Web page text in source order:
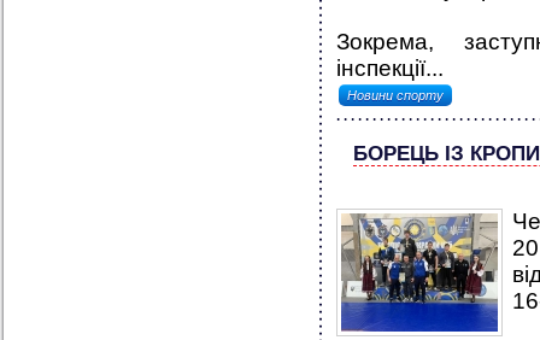
Зокрема,
інспекції...
Новини спорту
БОРЕЦЬ ІЗ